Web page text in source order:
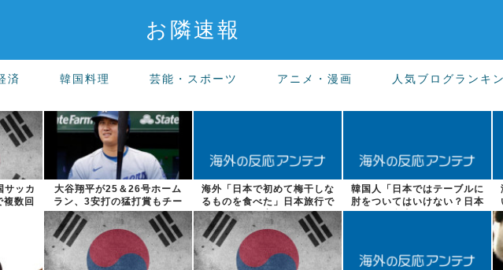
お隣速報
済 韓国料理 芸能・スポーツ アニメ・漫画 人気ブログランキ
サッカ
複数回
大谷翔平が25＆26号ホーム
ラン、3安打の猛打賞もチー
ムはまさか...
海外「日本で初めて梅干しな
るものを食べた」日本旅行で
食べた変わっ...
韓国人「日本ではテーブルに
肘をついてはいけない？日本
の食事マナー...